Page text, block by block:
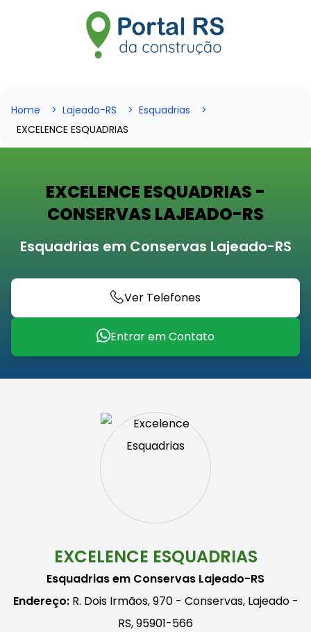
Home Lajeado-RS
Esquadrias
EXCELENCE ESQUADRIAS
EXCELENCE ESQUADRIAS -
CONSERVAS LAJEADO-RS
Esquadrias em Conservas Lajeado-RS
Ver Telefones
Entrar em Contato
EXCELENCE ESQUADRIAS
Esquadrias em Conservas Lajeado-RS
Endereço:R. Dois Irmãos, 970 - Conservas, Lajeado -
RS, 95901-566